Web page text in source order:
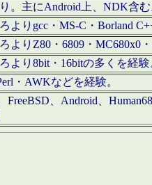
。主にAndroid上、NDK含
よりgcc・MS-C・Borland
よりZ80・6809・MC680x0
より8bit・16bitの多くを経
・AWKなどを経験。
FreeBSD、Android、